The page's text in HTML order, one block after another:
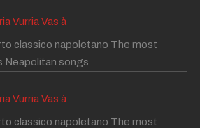
Vurria Vas à
classico napoletano The most
Neapolitan songs
Vurria Vas à
classico napoletano The most